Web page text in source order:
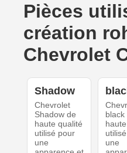
Pièces
création
Chevrolet
Shadow
Chevrolet
Shadow de
haute qualité
utilisé pour
une
black
une